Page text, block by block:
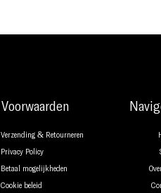
Voorwaarden
Verzending & Retourneren
Privacy Policy
Betaal mogelijkheden
Cookie beleid